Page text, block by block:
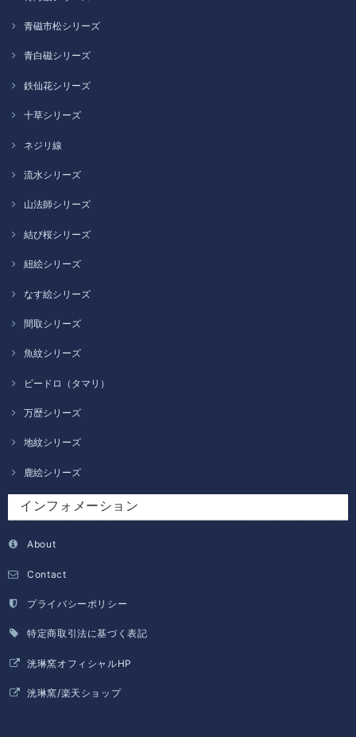
青磁市松シリーズ
青白磁シリーズ
鉄仙花シリーズ
十草シリーズ
ネジリ線
流水シリーズ
山法師シリーズ
結び桜シリーズ
紐絵シリーズ
なす絵シリーズ
間取シリーズ
魚紋シリーズ
ビードロ（タマリ）
万歴シリーズ
地紋シリーズ
鹿絵シリーズ
インフォメーション
About
Contact
プライバシーポリシー
特定商取引法に基づく表記
洸琳窯オフィシャルHP
洸琳窯/楽天ショップ